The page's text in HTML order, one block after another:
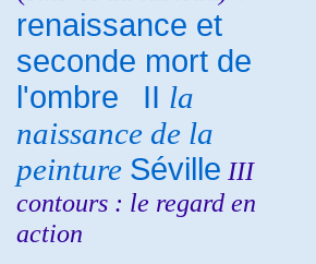
renaissance et
seconde mort de
l'ombre
II la
naissance de la
peinture Séville III
contours : le regard en
action